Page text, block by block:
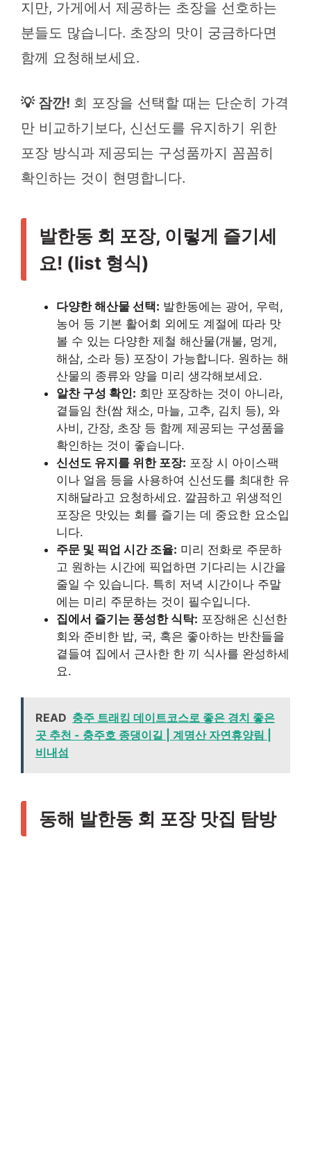
지만, 가게에서 제공하는 초장을 선호하는
분들도 많습니다. 초장의 맛이 궁금하다면
함께 요청해보세요.
💡 잠깐! 회 포장을 선택할 때는 단순히 가격
만 비교하기보다, 신선도를 유지하기 위한
포장 방식과 제공되는 구성품까지 꼼꼼히
확인하는 것이 현명합니다.
발한동 회 포장, 이렇게 즐기세
요! (list 형식)
다양한 해산물 선택: 발한동에는 광어, 우럭,
농어 등 기본 활어회 외에도 계절에 따라 맛
볼 수 있는 다양한 제철 해산물(개불, 멍게,
해삼, 소라 등) 포장이 가능합니다. 원하는 해
산물의 종류와 양을 미리 생각해보세요.
알찬 구성 확인: 회만 포장하는 것이 아니라,
곁들임 찬(쌈 채소, 마늘, 고추, 김치 등), 와
사비, 간장, 초장 등 함께 제공되는 구성품을
확인하는 것이 좋습니다.
신선도 유지를 위한 포장: 포장 시 아이스팩
이나 얼음 등을 사용하여 신선도를 최대한 유
지해달라고 요청하세요. 깔끔하고 위생적인
포장은 맛있는 회를 즐기는 데 중요한 요소입
니다.
주문 및 픽업 시간 조율: 미리 전화로 주문하
고 원하는 시간에 픽업하면 기다리는 시간을
줄일 수 있습니다. 특히 저녁 시간이나 주말
에는 미리 주문하는 것이 필수입니다.
집에서 즐기는 풍성한 식탁: 포장해온 신선한
회와 준비한 밥, 국, 혹은 좋아하는 반찬들을
곁들여 집에서 근사한 한 끼 식사를 완성하세
요.
READ 충주 트래킹 데이트코스로 좋은 경치 좋은
곳 추천 - 충주호 종댕이길 | 계명산 자연휴양림 |
비내섬
동해 발한동 회 포장 맛집 탐방